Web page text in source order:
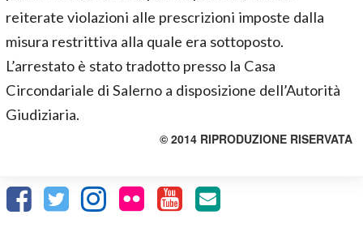
reiterate violazioni alle prescrizioni imposte dalla
misura restrittiva alla quale era sottoposto.
L’arrestato è stato tradotto presso la Casa
Circondariale di Salerno a disposizione dell’Autorità
Giudiziaria.
© 2014 RIPRODUZIONE RISERVATA